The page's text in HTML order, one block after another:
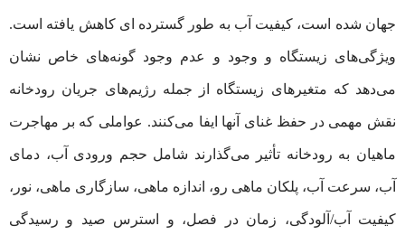
جهان شده است، کیفیت آب به طور گسترده ای کاهش یافته است.
ویژگی‌های زیستگاه و وجود و عدم وجود گونه‌های خاص نشان
می‌دهد که متغیرهای زیستگاه از جمله رژیم‌های جریان رودخانه
نقش مهمی در حفظ غنای آنها ایفا می‌کنند. عواملی که بر مهاجرت
ماهیان به رودخانه تأثیر می‌گذارند شامل حجم ورودی آب، دمای
آب، سرعت آب، پلکان ماهی رو، اندازه ماهی، سازگاری ماهی، نور،
کیفیت آب/آلودگی، زمان در فصل، و استرس صید و رسیدگی